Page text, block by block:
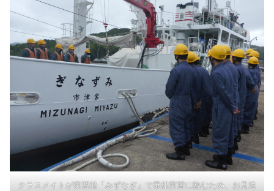
クラスメイトが実習船「みずなぎ」で乗船実習に臨むため、お見送